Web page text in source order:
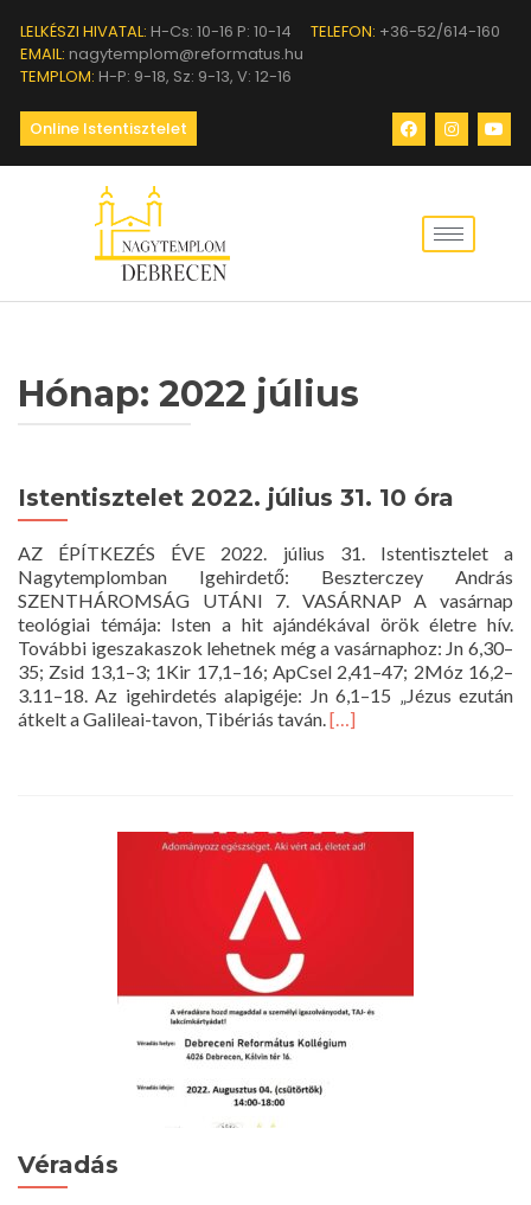
LELKÉSZI HIVATAL: H-Cs: 10-16 P: 10-14 TELEFON: +36-52/614-160
EMAIL: nagytemplom@reformatus.hu
TEMPLOM: H-P: 9-18, Sz: 9-13, V: 12-16
Online Istentisztelet
Hónap: 2022 július
Istentisztelet 2022. július 31. 10 óra
AZ ÉPÍTKEZÉS ÉVE 2022. július 31. Istentisztelet a
Nagytemplomban Igehirdető: Beszterczey András
SZENTHÁROMSÁG UTÁNI 7. VASÁRNAP A vasárnap
teológiai témája: Isten a hit ajándékával örök életre hív.
További igeszakaszok lehetnek még a vasárnaphoz: Jn 6,30–
35; Zsid 13,1–3; 1Kir 17,1–16; ApCsel 2,41–47; 2Móz 16,2–
3.11–18. Az igehirdetés alapigéje: Jn 6,1–15 „Jézus ezután
átkelt a Galileai-tavon, Tibériás taván.Read
július
[…]
Véradás